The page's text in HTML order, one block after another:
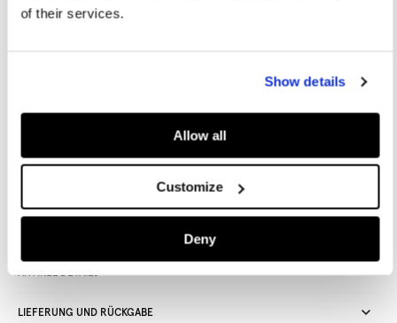
of their services.
Show details
Allow all
Customize
Deny
Model trägt: Größe des Models:
im Store
ARTIKEL DETAILS
LIEFERUNG UND RÜCKGABE